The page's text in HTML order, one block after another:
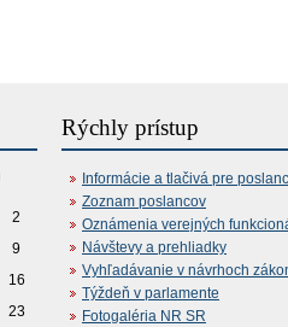
2
9
16
23
Rýchly prístup
Informácie a tlačivá pre
Zoznam poslancov
Oznámenia verejných
Návštevy a prehliadky
Vyhľadávanie v návrhoch
Týždeň v parlamente
Fotogaléria NR SR